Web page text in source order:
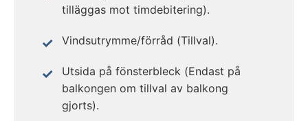
tilläggas mot timdebitering).
Vindsutrymme/förråd (Tillval).
Utsida på fönsterbleck (Endast på
balkongen om tillval av balkong
gjorts).